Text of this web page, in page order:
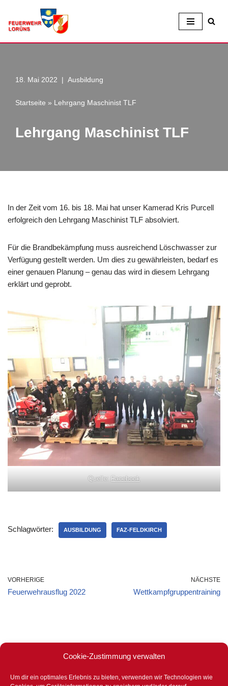
Cookie-Zustimmung verwalten
Um dir ein optimales Erlebnis zu bieten, verwenden wir Technologien wie
Zum
18. Mai 2022 Ausbildung
Startseite » Lehrgang Maschinist TLF
Lehrgang Maschinist TLF
In der Zeit vom 16. bis 18. Mai hat unser Kamerad Kris Purcell
erfolgreich den Lehrgang Maschinist TLF absolviert.
Für die Brandbekämpfung muss ausreichend Löschwasser zur
Verfügung gestellt werden. Um dies zu gewährleisten, bedarf es
einer genauen Planung – genau das wird in diesem Lehrgang
erklärt und geprobt.
Quelle: Facebook
Schlagwörter: AUSBILDUNG FAZ-FELDKIRCH
VORHERIGE
Feuerwehrausflug 2022
NÄCHSTE
Wettkampfgruppentraining